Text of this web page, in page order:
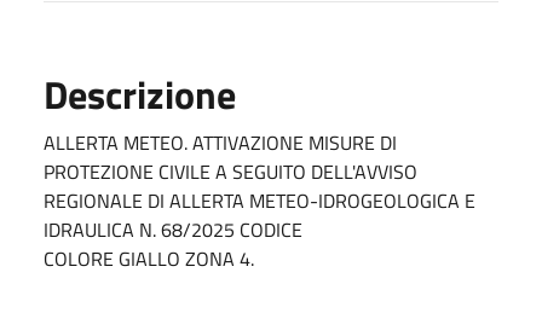
Descrizione
ALLERTA METEO. ATTIVAZIONE MISURE DI
PROTEZIONE CIVILE A SEGUITO DELL'AVVISO
REGIONALE DI ALLERTA METEO-IDROGEOLOGICA E
IDRAULICA N. 68/2025 CODICE
COLORE GIALLO ZONA 4.